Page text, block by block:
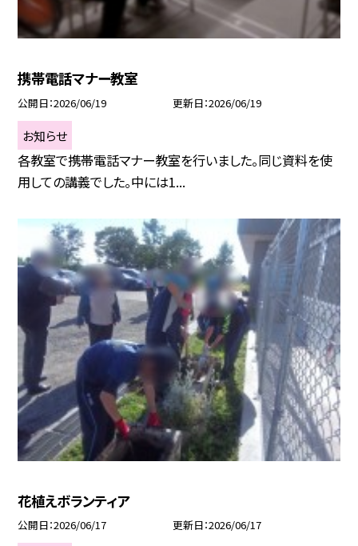
携帯電話マナー教室
公開日 2026/06/19 更新日 2026/06/19
お知らせ
各教室で携帯電話マナー教室を行いました。同じ資料を使
用しての講義でした。中には1...
花植えボランティア
公開日 2026/06/17 更新日 2026/06/17